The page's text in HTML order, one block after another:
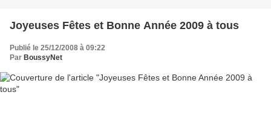
Joyeuses Fêtes et Bonne Année 2009 à tous
Publié le 25/12/2008 à 09:22
Par BoussyNet